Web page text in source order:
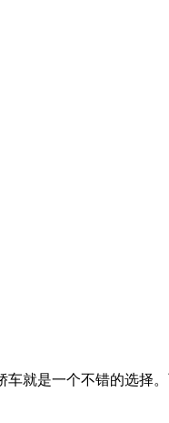
就是一个不错的选择